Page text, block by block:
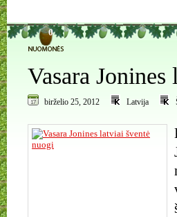
0
Vasara
birželio 25, 2012 Latvija